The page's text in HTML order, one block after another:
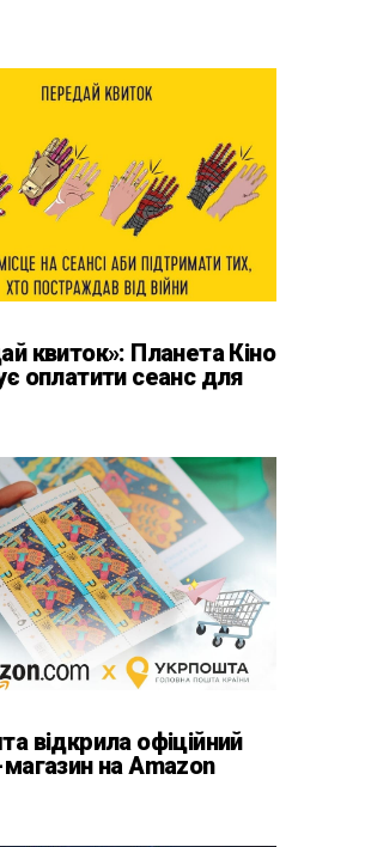
квиток»: Планета Кіно
оплатити сеанс для
відкрила офіційний
на Amazon